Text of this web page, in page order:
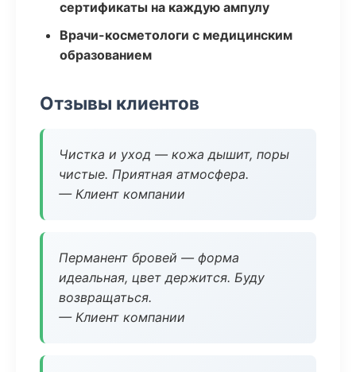
сертификаты на каждую ампулу
Врачи-косметологи с медицинским
образованием
Отзывы клиентов
Чистка и уход — кожа дышит, поры
чистые. Приятная атмосфера.
— Клиент компании
Перманент бровей — форма
идеальная, цвет держится. Буду
возвращаться.
— Клиент компании